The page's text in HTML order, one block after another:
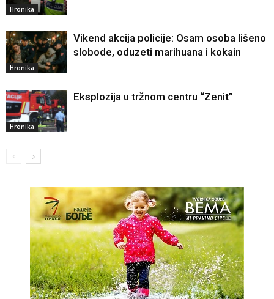
Hronika
Hronika
Vikend akcija policije: Osam osoba lišeno
slobode, oduzeti marihuana i kokain
Hronika
Eksplozija u tržnom centru “Zenit”